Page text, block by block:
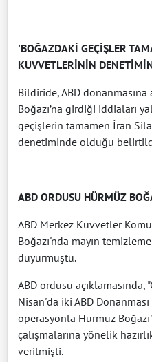
'BOĞAZDAKİ GEÇİŞLER
KUVVETLERİNİN
Bildiride, ABD
Boğazı’na girdiği iddiaları
geçişlerin tamamen İran
denetiminde olduğu
ABD ORDUSU HÜRMÜZ
ABD Merkez Kuvvetler
Boğazı'nda mayın
duyurmuştu.
ABD ordusu açıklamasında,
Nisan'da iki ABD
operasyonla Hürmüz
çalışmalarına yönelik
verilmişti.​​​​​​​